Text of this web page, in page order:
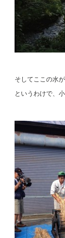
そしてここの水
というわけで、